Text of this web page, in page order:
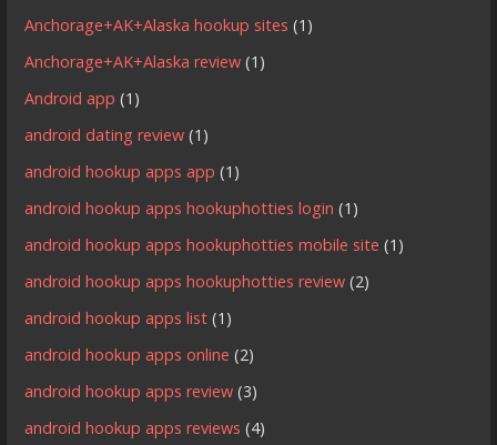
Anchorage+AK+Alaska hookup sites (1)
Anchorage+AK+Alaska review (1)
Android app (1)
android dating review (1)
android hookup apps app (1)
android hookup apps hookuphotties login (1)
android hookup apps hookuphotties mobile site (1)
android hookup apps hookuphotties review (2)
android hookup apps list (1)
android hookup apps online (2)
android hookup apps review (3)
android hookup apps reviews (4)